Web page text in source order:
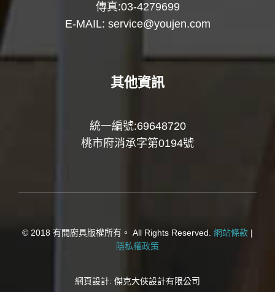
傳真:03-4279699
E-MAIL: service@youjen.com
其他資訊
統一編號:69648720
桃市府消承字第0194號
© 2018 有間廚具版權所有。 All Rights Reserved. 網站條款 |
隱私權政策
網頁設計: 傑克大俠設計有限公司